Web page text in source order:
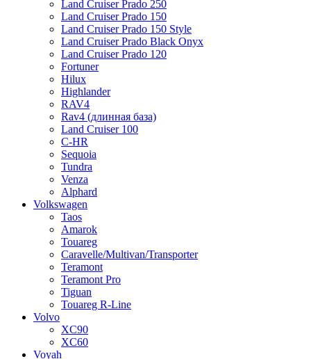
Land Cruiser Prado 250
Land Cruiser Prado 150
Land Cruiser Prado 150 Style
Land Cruiser Prado Black Onyx
Land Cruiser Prado 120
Fortuner
Hilux
Highlander
RAV4
Rav4 (длинная база)
Land Cruiser 100
C-HR
Sequoia
Tundra
Venza
Alphard
Volkswagen
Taos
Amarok
Touareg
Caravelle/Multivan/Transporter
Teramont
Teramont Pro
Tiguan
Touareg R-Line
Volvo
XC90
XC60
Voyah